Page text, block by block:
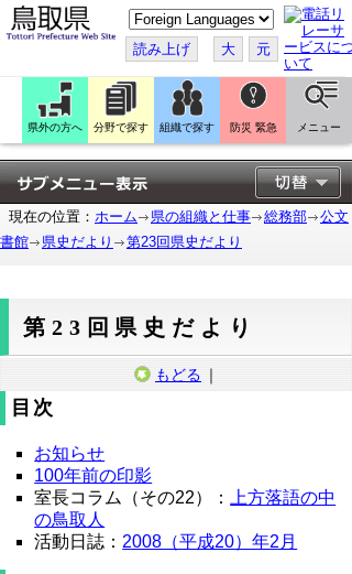
こ
の
ペ
ー
ジ
翻
訳
す
る
読み上げ 大 元
県外の方へ 分野で探す 組織で探す 防災 緊急 メニュー
現在の位置： ホーム 県の組織と仕事 総務部
公文
書館
県史だより 第23回県史だより
第23回県史だより
もどる ｜
目次
お知らせ
100年前の印影
室長コラム（その22）：
上方落語の中
の鳥取人
活動日誌： 2008（平成20）年2月